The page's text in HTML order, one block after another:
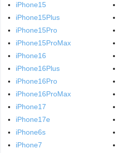
iPhone15
iPhone15Plus
iPhone15Pro
iPhone15ProMax
iPhone16
iPhone16Plus
iPhone16Pro
iPhone16ProMax
iPhone17
iPhone17e
iPhone6s
iPhone7